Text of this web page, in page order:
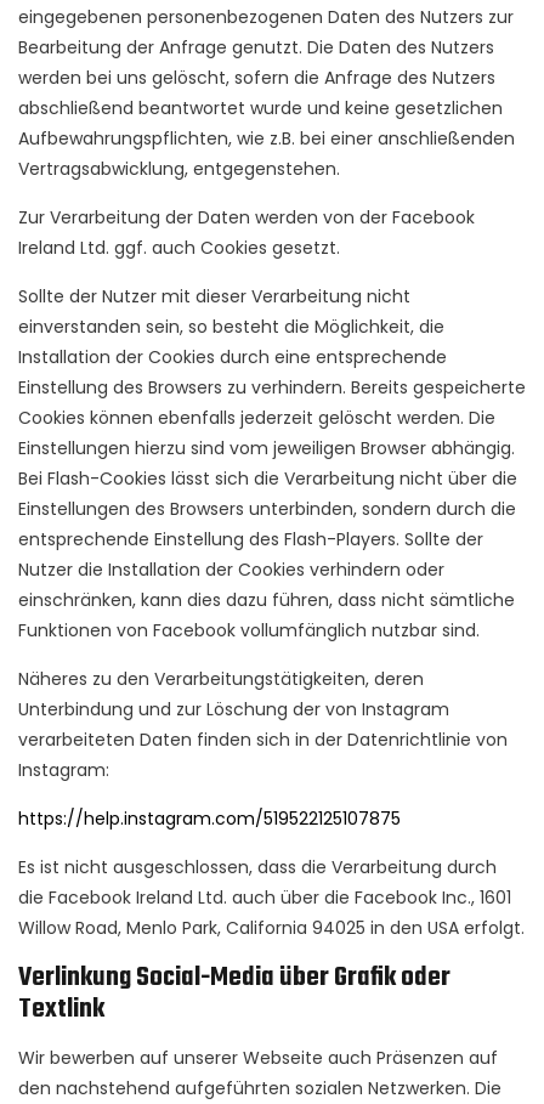
eingegebenen personenbezogenen Daten des Nutzers zur
Bearbeitung der Anfrage genutzt. Die Daten des Nutzers
werden bei uns gelöscht, sofern die Anfrage des Nutzers
abschließend beantwortet wurde und keine gesetzlichen
Aufbewahrungspflichten, wie z.B. bei einer anschließenden
Vertragsabwicklung, entgegenstehen.
Zur Verarbeitung der Daten werden von der Facebook
Ireland Ltd. ggf. auch Cookies gesetzt.
Sollte der Nutzer mit dieser Verarbeitung nicht
einverstanden sein, so besteht die Möglichkeit, die
Installation der Cookies durch eine entsprechende
Einstellung des Browsers zu verhindern. Bereits gespeicherte
Cookies können ebenfalls jederzeit gelöscht werden. Die
Einstellungen hierzu sind vom jeweiligen Browser abhängig.
Bei Flash-Cookies lässt sich die Verarbeitung nicht über die
Einstellungen des Browsers unterbinden, sondern durch die
entsprechende Einstellung des Flash-Players. Sollte der
Nutzer die Installation der Cookies verhindern oder
einschränken, kann dies dazu führen, dass nicht sämtliche
Funktionen von Facebook vollumfänglich nutzbar sind.
Näheres zu den Verarbeitungstätigkeiten, deren
Unterbindung und zur Löschung der von Instagram
verarbeiteten Daten finden sich in der Datenrichtlinie von
Instagram:
https://help.instagram.com/519522125107875
Es ist nicht ausgeschlossen, dass die Verarbeitung durch
die Facebook Ireland Ltd. auch über die Facebook Inc., 1601
Willow Road, Menlo Park, California 94025 in den USA erfolgt.
Verlinkung Social-Media über Grafik oder
Textlink
Wir bewerben auf unserer Webseite auch Präsenzen auf
den nachstehend aufgeführten sozialen Netzwerken. Die